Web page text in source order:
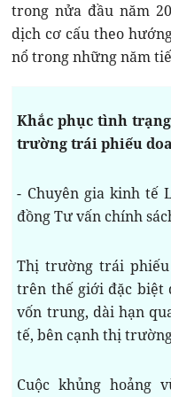
trong nửa đầu năm
dịch cơ cấu theo
nổ trong những năm
Khắc phục tình
trường trái phiếu
- Chuyên gia kinh tế
đồng Tư vấn chính
Thị trường trái phiếu
trên thế giới đặc biệt
vốn trung, dài hạn
tế, bên cạnh thị
Cuộc khủng hoảng